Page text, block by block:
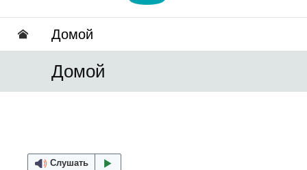
Домой
Домой
Слушать